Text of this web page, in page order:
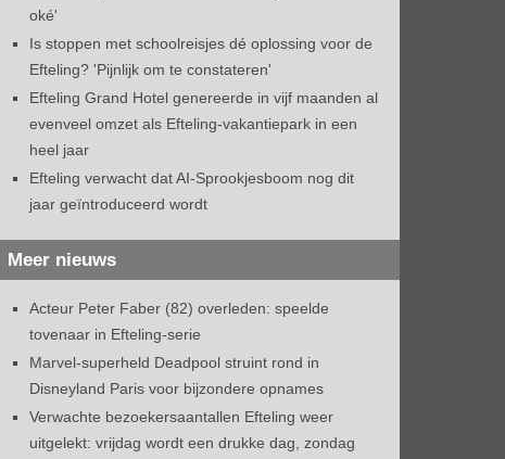
oké'
Is stoppen met schoolreisjes dé oplossing voor de
Efteling? 'Pijnlijk om te constateren'
Efteling Grand Hotel genereerde in vijf maanden al
evenveel omzet als Efteling-vakantiepark in een
heel jaar
Efteling verwacht dat AI-Sprookjesboom nog dit
jaar geïntroduceerd wordt
Meer nieuws
Acteur Peter Faber (82) overleden: speelde
tovenaar in Efteling-serie
Marvel-superheld Deadpool struint rond in
Disneyland Paris voor bijzondere opnames
Verwachte bezoekersaantallen Efteling weer
uitgelekt: vrijdag wordt een drukke dag, zondag